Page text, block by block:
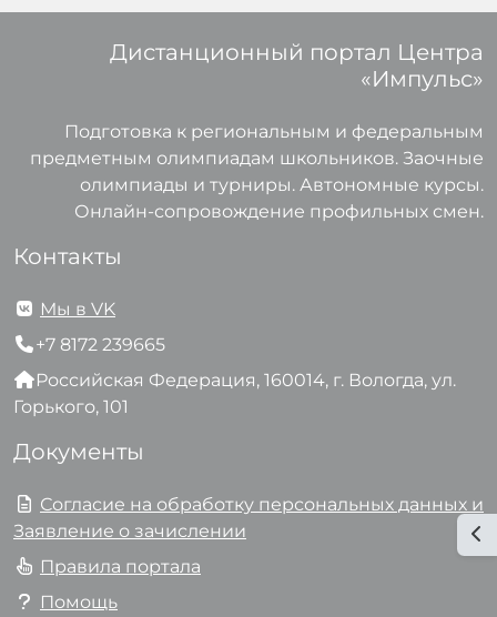
Дистанционный портал Центра
«Импульс»
Подготовка к региональным и федеральным
предметным олимпиадам школьников. Заочные
олимпиады и турниры. Автономные курсы.
Онлайн-сопровождение профильных смен.
Контакты
Мы в VK
+7 8172 239665
Российская Федерация, 160014, г. Вологда, ул.
Горького, 101
Документы
Согласие на обработку персональных данных и
Заявление о зачислении
Правила портала
Помощь